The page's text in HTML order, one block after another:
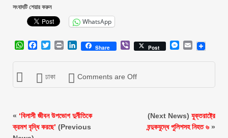
সংবাদটি শেয়ার করুন
WhatsApp
WhatsApp
Facebook
Twitter
Print LinkedIn
Share ViberPost Messenger
Email
ঢাকা Comments are Off
« ‘বিলাসী জীবন উপভোগ দুর্নীতিকে
ক্রমশ বৃদ্ধি করছে’ (Previous
(Next News) যুক্তরাষ্ট্রে
বন্দুকযুদ্ধে পুলিশসহ নিহত ৬ »